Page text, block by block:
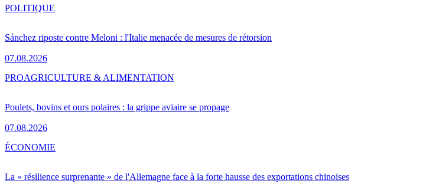
Sánchez riposte contre Meloni : l'Italie menacée de mesures de rétorsion
07.08.2026
POLITIQUE
Poulets, bovins et ours polaires : la grippe aviaire se propage
07.08.2026
PROAGRICULTURE & ALIMENTATION
La « résilience surprenante » de l'Allemagne face à la forte hausse des exportations chinoises
ÉCONOMIE